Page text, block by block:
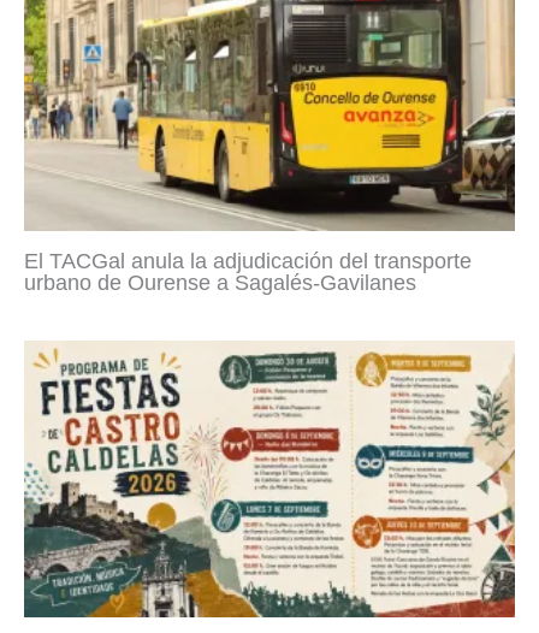
El TACGal anula la adjudicación del transporte
urbano de Ourense a Sagalés-Gavilanes